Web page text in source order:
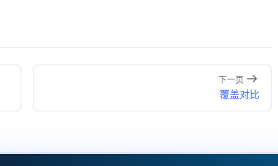
下一页
覆盖对比